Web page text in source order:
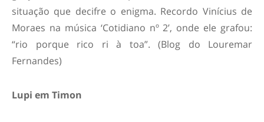
situação que decifre o enigma. Recordo Vinícius de
Moraes na música ‘Cotidiano nº 2’, onde ele grafou:
“rio porque rico ri à toa”. (Blog do Louremar
Fernandes)
Lupi em Timon